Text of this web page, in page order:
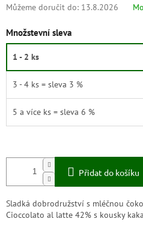
Můžeme doručit do: 13.8.2026
Množstevní sleva
1 - 2 ks
3 - 4 ks = sleva 3 %
5 a více ks = sleva 6 %
Přidat do košíku
Sladká dobrodružství s mléčnou
Cioccolato al latte 42% s kousky